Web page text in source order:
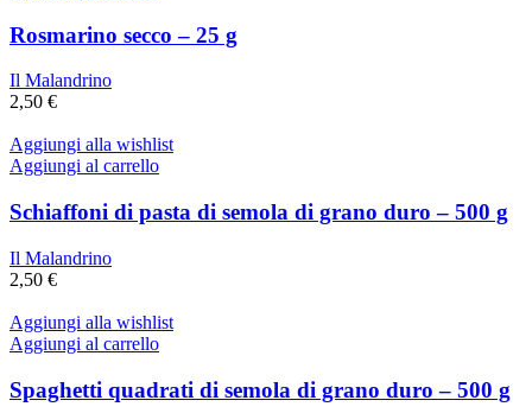
Rosmarino secco – 25 g
Il Malandrino
2,50 €
Aggiungi alla wishlist
Aggiungi al carrello
Schiaffoni di pasta di semola di grano duro – 500 g
Il Malandrino
2,50 €
Aggiungi alla wishlist
Aggiungi al carrello
Spaghetti quadrati di semola di grano duro – 500 g